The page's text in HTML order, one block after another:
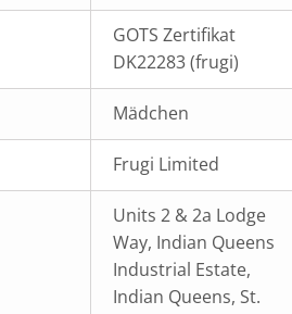
GOTS Zertifikat
DK22283 (frugi)
Mädchen
Frugi Limited
Units 2 & 2a Lodge
Way, Indian Queens
Industrial Estate,
Indian Queens, St.